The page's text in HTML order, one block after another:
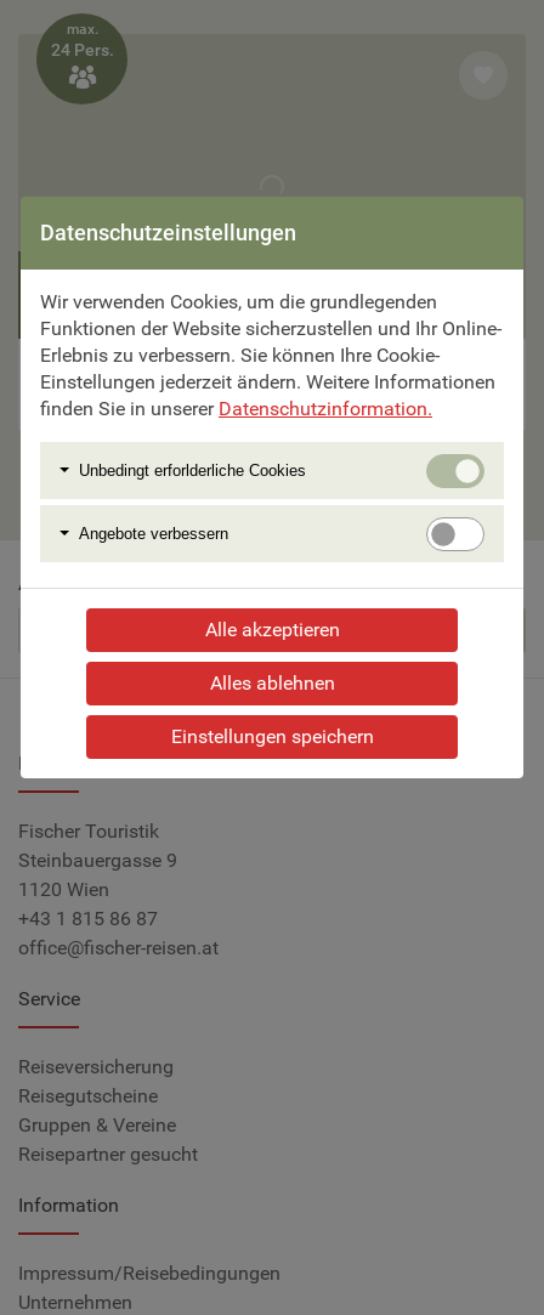
max.
24 Pers.

5 Tage ab €
985,–
Genusswandern am Gardasee
Abonnieren Sie schöne Reisen als Newsletter
Beratung & Buchung
Fischer Touristik
Steinbauergasse 9
1120 Wien
+43 1 815 86 87
office@fischer-reisen.at
Service
Reiseversicherung
Reisegutscheine
Gruppen & Vereine
Reisepartner gesucht
Information
Impressum/Reisebedingungen
Unternehmen
Datenschutzeinstellungen
Wir verwenden Cookies, um die grundlegenden
Funktionen der Website sicherzustellen und Ihr Online-
Erlebnis zu verbessern. Sie können Ihre Cookie-
Einstellungen jederzeit ändern. Weitere Informationen
finden Sie in unserer Datenschutzinformation.
Unbedingt erforlderliche Cookies
Cookies
Angebote verbessern
Alle akzeptieren
Alles ablehnen
Einstellungen speichern